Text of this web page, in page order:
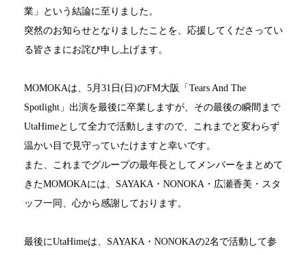
業」という結論に至りました。
突然のお知らせとなりましたことを、応援してくださってい
る皆さまにお詫び申し上げます。
MOMOKAは、 5月 31 日 ( 日 )のFM大阪「 Tears And The
Spotlight 」出演を最後に卒業しますが、その最後の瞬間まで
UtaHimeとして全力で活動しますので、これまでと変わらず
温かい目で見守っていたけますと幸いです。
また、これまでグループの最年長としてメンバーをまとめて
きたMOMOKAには、 SAYAKA ・ NONOKA ・広瀬香美・スタ
ッフ一同、心から感謝しております。
最後にUtaHimeは、 SAYAKA ・ NONOKAの2名で活動して参